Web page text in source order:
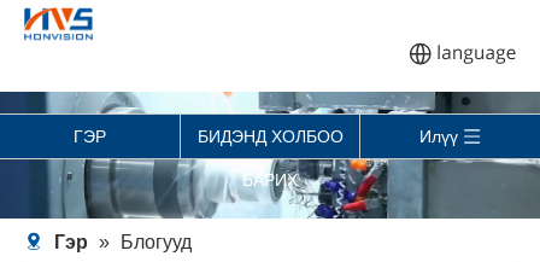
ГЭР БИДЭНД ХОЛБОО
БАРИХ
Илүү
Гэр » Блогууд